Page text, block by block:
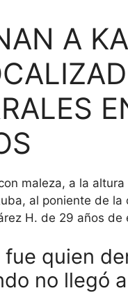
A
maleza, a la
al poniente de
H. de 29 años
quien
no llegó